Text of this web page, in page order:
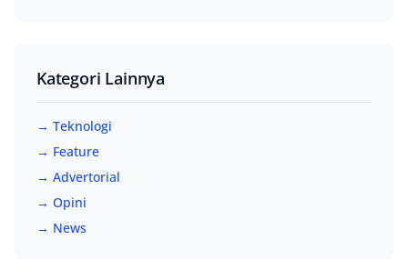
Kategori Lainnya
→ Teknologi
→ Feature
→ Advertorial
→ Opini
→ News